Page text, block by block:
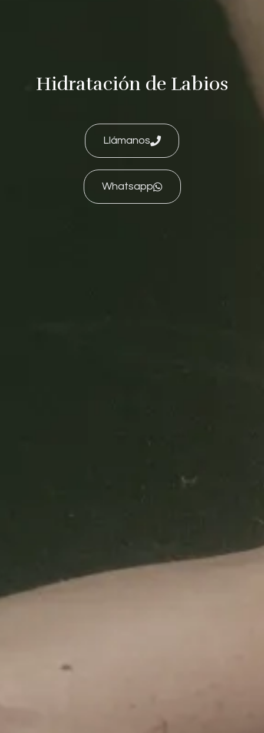
Hidratación de Labios
Llámanos
Whatsapp